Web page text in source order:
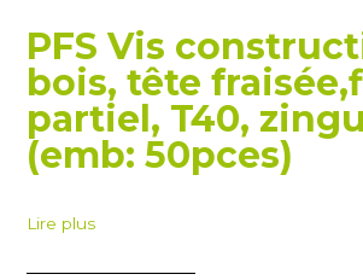
PFS Vis
bois, tête
partiel, T40,
(emb: 50pces)
Lire plus